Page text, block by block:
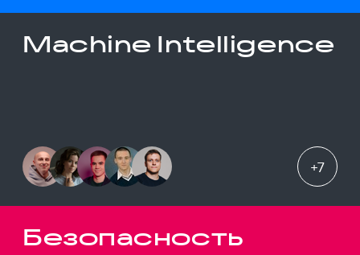
Machine Intelligence
+7
Безопасность